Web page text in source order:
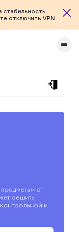
стабильность
отключить VPN.
от
решить
и